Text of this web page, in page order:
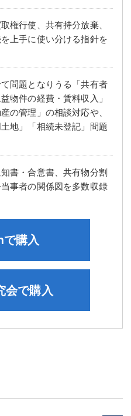
権行使、共有持分放棄、
上手に使い分ける指針を
問題となりうる「共有者
物件の経費・賃料収入」
の管理」の相談対応や、
地」「相続未登記」問題
書・合意書、共有物分割
事者の関係図を多数収録
会で購入
購入